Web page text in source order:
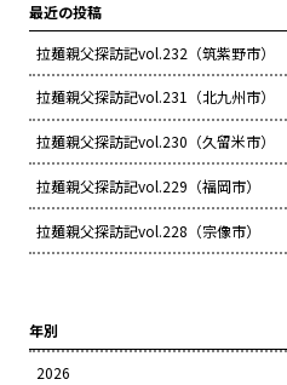
最近の投稿
拉麺親父探訪記vol.232（筑紫野市）
拉麺親父探訪記vol.231（北九州市）
拉麺親父探訪記vol.230（久留米市）
拉麺親父探訪記vol.229（福岡市）
拉麺親父探訪記vol.228（宗像市）
年別
2026